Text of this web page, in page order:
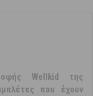
Wellkid της
που έχουν